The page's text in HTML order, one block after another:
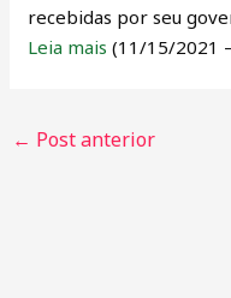
recebidas por seu
Leia mais (11/15/2021
← Post anterior